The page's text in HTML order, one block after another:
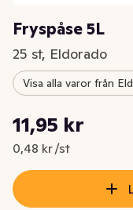
Fryspåse 5L
25 st, Eldorado
Visa alla varor från
Nuvarande pris är:
11,95 kr
0,48 kr /st
Styckpris: 0,48 kr /st